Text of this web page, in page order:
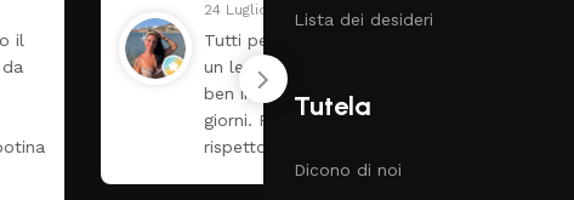
Tutti perfetto! Ho ordinato
un lettino che é arrivato
ben imballato dopo pochi
rispetto la concorrenza
8 Luglio 2026
Lista dei desideri
Tutela
Dicono di noi